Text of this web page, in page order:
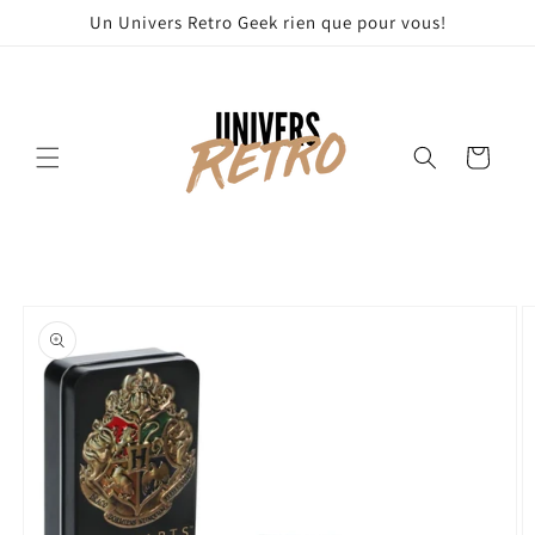
passerUn Univers Retro Geek rien que pour vous!
Panier
informations
produits